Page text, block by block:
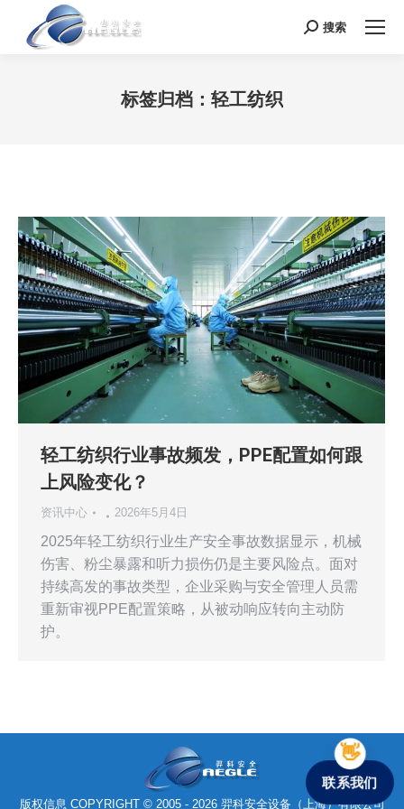
Search:
搜索
标签归档： 轻工纺织
轻工纺织行业事故频发，PPE配置如何跟
上风险变化？
资讯中心 2026年5月4日
2025年轻工纺织行业生产安全事故数据显示，机械
伤害、粉尘暴露和听力损伤仍是主要风险点。面对
持续高发的事故类型，企业采购与安全管理人员需
重新审视PPE配置策略，从被动响应转向主动防
护。
版权信息 COPYRIGHT © 2005 - 2026 羿科安全设备（上海）有限公司
联系我们